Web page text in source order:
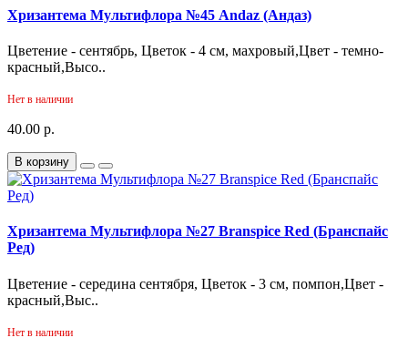
Хризантема Мультифлора №45 Andaz (Андаз)
Цветение - сентябрь, Цветок - 4 см, махровый,Цвет - темно-
красный,Высо..
Нет в наличии
40.00 р.
В корзину
Хризантема Мультифлора №27 Branspice Red (Бранспайс
Ред)
Цветение - середина сентября, Цветок - 3 см, помпон,Цвет -
красный,Выс..
Нет в наличии